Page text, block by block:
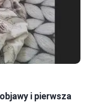
i pierwsza